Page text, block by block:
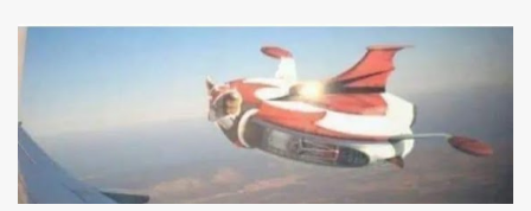
Vaccino come: l' Amaro del Capo, era "spettacolare Ghiacciato, ma
andava bene anche, a Temperatura Ambiente"! Riproponiamo
l'articolo per NON Dimenticare!